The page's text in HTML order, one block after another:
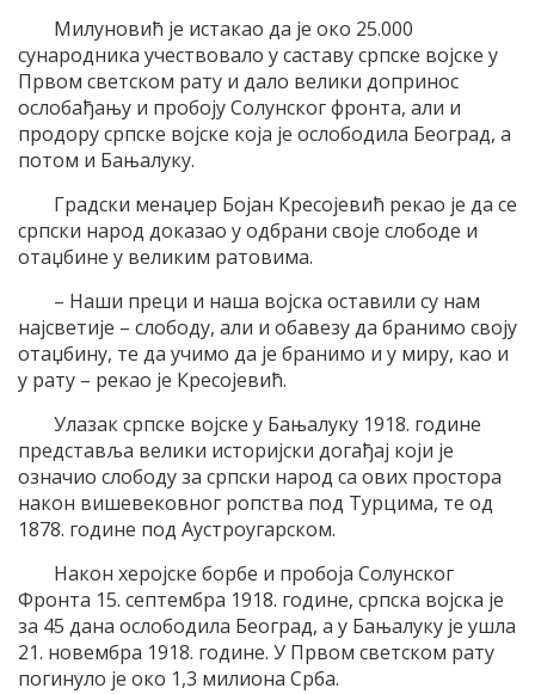
Милуновић је истакао да је око 25.000
сународника учествовало у саставу српске војске у
Првом светском рату и дало велики допринос
ослобађању и пробоју Солунског фронта, али и
продору српске војске која је ослободила Београд, а
потом и Бањалуку.
Градски менаџер Бојан Кресојевић рекао је да се
српски народ доказао у одбрани своје слободе и
отаџбине у великим ратовима.
– Наши преци и наша војска оставили су нам
најсветије – слободу, али и обавезу да бранимо своју
отаџбину, те да учимо да је бранимо и у миру, као и
у рату – рекао је Кресојевић.
Улазак српске војске у Бањалуку 1918. године
представља велики историјски догађај који је
означио слободу за српски народ са ових простора
након вишевековног ропства под Турцима, те од
1878. године под Аустроугарском.
Након херојске борбе и пробоја Солунског
Фронта 15. септембра 1918. године, српска војска је
за 45 дана ослободила Београд, а у Бањалуку је ушла
21. новембра 1918. године. У Првом светском рату
погинуло је око 1,3 милиона Срба.